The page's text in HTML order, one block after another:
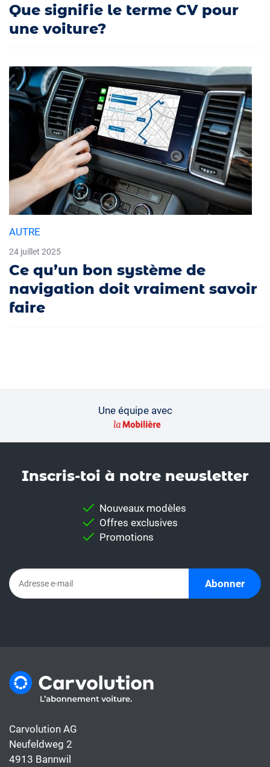
Que signifie le terme CV pour
une voiture?
AUTRE
24 juillet 2025
Ce qu’un bon système de
navigation doit vraiment savoir
faire
Une équipe avec
Inscris-toi à notre news­letter
Nouveaux modèles
Offres exclusives
Promotions
Abonner
Carvolution AG
Neufeldweg 2
4913 Bannwil